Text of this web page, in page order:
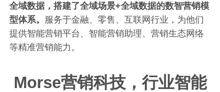
全域数据，搭建了全域场景+全域数据的数智营销模
型体系。 服务于金融、零售、互联网行业，为他们
提供智能营销平台、智能营销助理、营销生态网络
等精准营销能力。
Morse营销科技，行业智能